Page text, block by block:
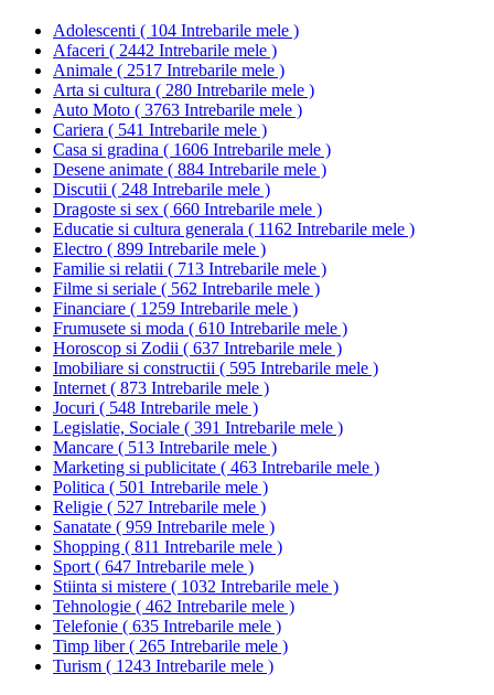
Adolescenti ( 104 Intrebarile mele )
Afaceri ( 2442 Intrebarile mele )
Animale ( 2517 Intrebarile mele )
Arta si cultura ( 280 Intrebarile mele )
Auto Moto ( 3763 Intrebarile mele )
Cariera ( 541 Intrebarile mele )
Casa si gradina ( 1606 Intrebarile mele )
Desene animate ( 884 Intrebarile mele )
Discutii ( 248 Intrebarile mele )
Dragoste si sex ( 660 Intrebarile mele )
Educatie si cultura generala ( 1162 Intrebarile mele )
Electro ( 899 Intrebarile mele )
Familie si relatii ( 713 Intrebarile mele )
Filme si seriale ( 562 Intrebarile mele )
Financiare ( 1259 Intrebarile mele )
Frumusete si moda ( 610 Intrebarile mele )
Horoscop si Zodii ( 637 Intrebarile mele )
Imobiliare si constructii ( 595 Intrebarile mele )
Internet ( 873 Intrebarile mele )
Jocuri ( 548 Intrebarile mele )
Legislatie, Sociale ( 391 Intrebarile mele )
Mancare ( 513 Intrebarile mele )
Marketing si publicitate ( 463 Intrebarile mele )
Politica ( 501 Intrebarile mele )
Religie ( 527 Intrebarile mele )
Sanatate ( 959 Intrebarile mele )
Shopping ( 811 Intrebarile mele )
Sport ( 647 Intrebarile mele )
Stiinta si mistere ( 1032 Intrebarile mele )
Tehnologie ( 462 Intrebarile mele )
Telefonie ( 635 Intrebarile mele )
Timp liber( 265 Intrebarile mele )
Turism ( 1243 Intrebarile mele )